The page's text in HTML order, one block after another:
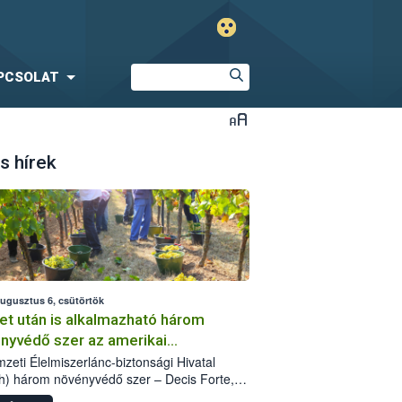
hírek
6, csütörtök
után is alkalmazható három
szer az amerikai
ellen
Élelmiszerlánc-biztonsági Hivatal
három növényvédő szer – Decis Forte,
24 EW, Oroganic – engedélyokiratát